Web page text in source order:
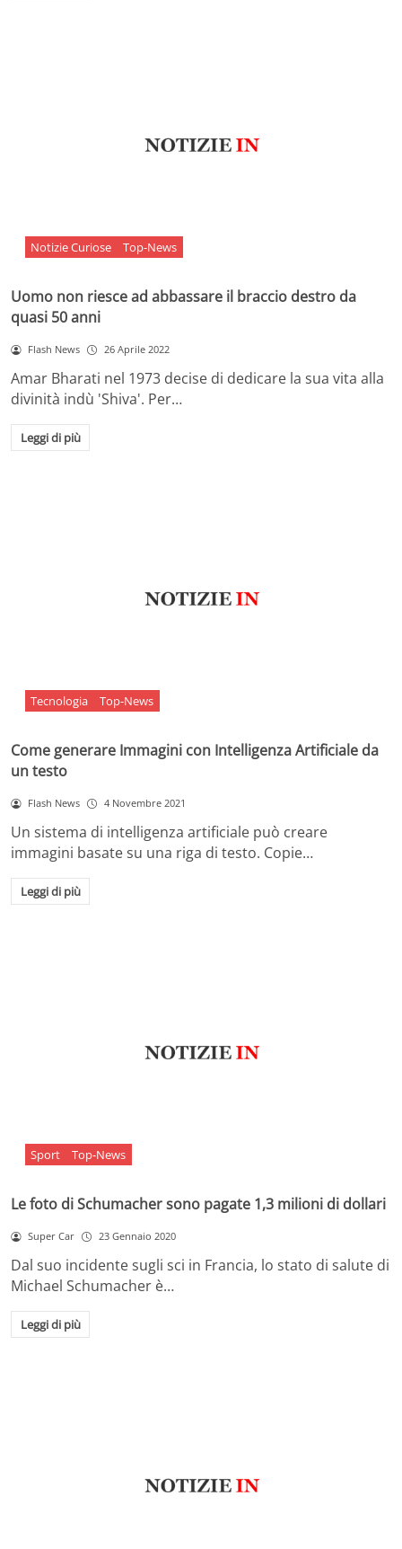
Notizie Curiose Top-News
Uomo non riesce ad abbassare il braccio destro da
quasi 50 anni
Flash News 26 Aprile 2022
Amar Bharati nel 1973 decise di dedicare la sua vita alla
divinità indù 'Shiva'. Per…
Leggi di più
Tecnologia Top-News
Come generare Immagini con Intelligenza Artificiale da
un testo
Flash News 4 Novembre 2021
Un sistema di intelligenza artificiale può creare
immagini basate su una riga di testo. Copie…
Leggi di più
Sport Top-News
Le foto di Schumacher sono pagate 1,3 milioni di dollari
Super Car 23 Gennaio 2020
Dal suo incidente sugli sci in Francia, lo stato di salute di
Michael Schumacher è…
Leggi di più